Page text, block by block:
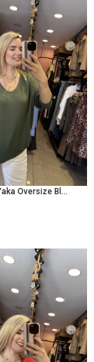
İthal Kumaş V Yaka Oversize Bluz - Yeşil